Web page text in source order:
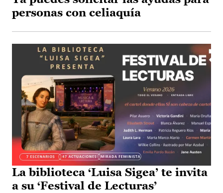
personas con celiaquía
La biblioteca ‘Luisa Sigea’ te invita
a su ‘Festival de Lecturas’